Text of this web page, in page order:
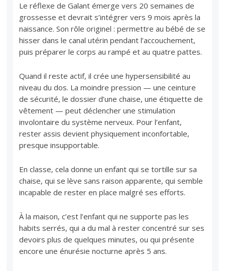
Le réflexe de Galant émerge vers 20 semaines de
grossesse et devrait s’intégrer vers 9 mois après la
naissance. Son rôle originel : permettre au bébé de se
hisser dans le canal utérin pendant l’accouchement,
puis préparer le corps au rampé et au quatre pattes.
Quand il reste actif, il crée une hypersensibilité au
niveau du dos. La moindre pression — une ceinture
de sécurité, le dossier d’une chaise, une étiquette de
vêtement — peut déclencher une stimulation
involontaire du système nerveux. Pour l’enfant,
rester assis devient physiquement inconfortable,
presque insupportable.
En classe, cela donne un enfant qui se tortille sur sa
chaise, qui se lève sans raison apparente, qui semble
incapable de rester en place malgré ses efforts.
À la maison, c’est l’enfant qui ne supporte pas les
habits serrés, qui a du mal à rester concentré sur ses
devoirs plus de quelques minutes, ou qui présente
encore une énurésie nocturne après 5 ans.